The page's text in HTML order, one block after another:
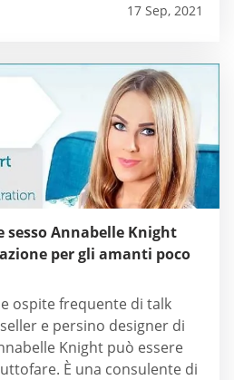
Gli appuntamenti
17 Sep, 2021
sesso Annabelle Knight
per gli amanti poco
ospite frequente di talk
e persino designer di
Knight può essere
È una consulente di